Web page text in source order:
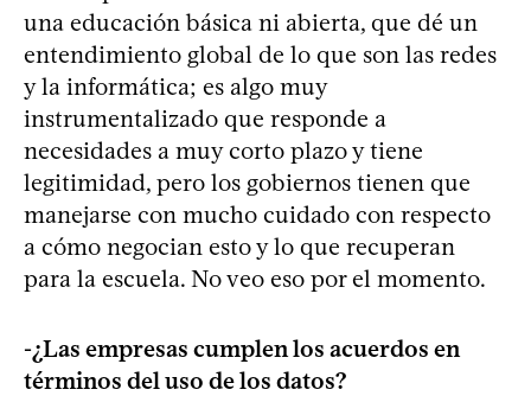
una educación básica ni abierta, que dé un
entendimiento global de lo que son las redes
y la informática; es algo muy
instrumentalizado que responde a
necesidades a muy corto plazo y tiene
legitimidad, pero los gobiernos tienen que
manejarse con mucho cuidado con respecto
a cómo negocian esto y lo que recuperan
para la escuela. No veo eso por el momento.
-¿Las empresas cumplen los acuerdos en
términos del uso de los datos?